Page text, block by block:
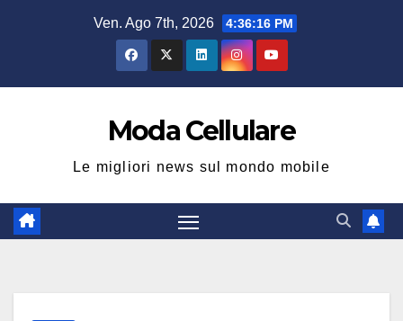
Ven. Ago 7th, 2026 4:36:17 PM
Moda Cellulare
Le migliori news sul mondo mobile